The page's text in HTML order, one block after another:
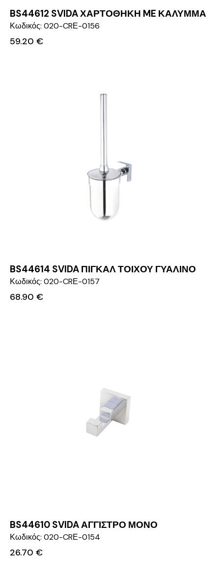
BS44612 SVIDA ΧΑΡΤΟΘΗΚΗ ME ΚΑΛΥΜΜΑ
Κωδικός: 020-CRΕ-0156
59.20 €
BS44614 SVIDA ΠΙΓΚΑΛ ΤΟΙΧΟΥ ΓΥΑΛΙΝΟ
Κωδικός: 020-CRΕ-0157
68.90 €
BS44610 SVIDA ΑΓΓΙΣΤΡΟ ΜΟΝΟ
Κωδικός: 020-CRΕ-0154
26.70 €